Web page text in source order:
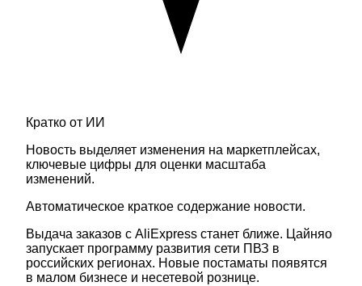
Кратко от ИИ
Новость выделяет изменения на маркетплейсах,
ключевые цифры для оценки масштаба
изменений.
Автоматическое краткое содержание новости.
Выдача заказов с AliExpress станет ближе. Цайняо
запускает программу развития сети ПВЗ в
российских регионах. Новые постаматы появятся
в малом бизнесе и несетевой рознице.